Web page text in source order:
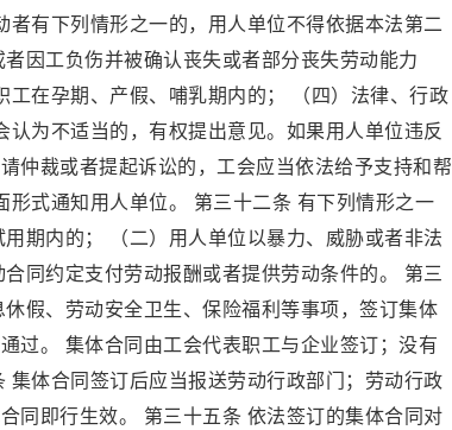
有下列情形之一的，用人单位不得依据本法第二
因工负伤并被确认丧失或者部分丧失劳动能力
在孕期、产假、哺乳期内的； （四）法律、行政
为不适当的，有权提出意见。如果用人单位违反
仲裁或者提起诉讼的，工会应当依法给予支持和帮
式通知用人单位。 第三十二条 有下列情形之一
期内的； （二）用人单位以暴力、威胁或者非法
同约定支付劳动报酬或者提供劳动条件的。 第三
假、劳动安全卫生、保险福利等事项，签订集体
过。 集体合同由工会代表职工与企业签订；没有
体合同签订后应当报送劳动行政部门；劳动行政
同即行生效。 第三十五条 依法签订的集体合同对